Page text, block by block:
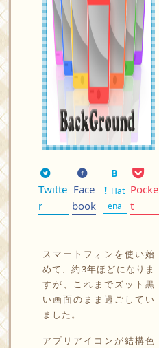
Twitte
r
Face
book
Hat
ena
Pocke
t
スマートフォンを使い始
めて、約3年ほどになりま
すが、これまでズット黒
い画面のまま過ごしてい
ました。
アプリアイコンが結構色